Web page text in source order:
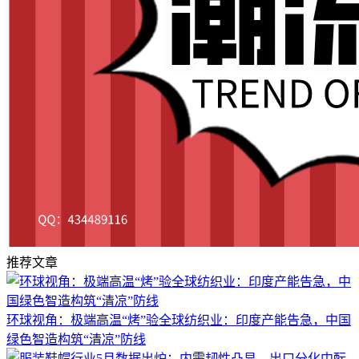
推荐文章
环球视角：极端高温“烤”验全球纺织业：印度产能告急，中国
绿色智造构筑“清凉”防线